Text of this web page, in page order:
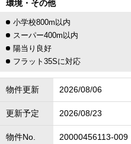
環境・その他
小学校800m以内
スーパー400m以内
陽当り良好
フラット35Sに対応
物件更新 2026/08/06
更新予定 2026/08/23
物件No. 20000456113-009